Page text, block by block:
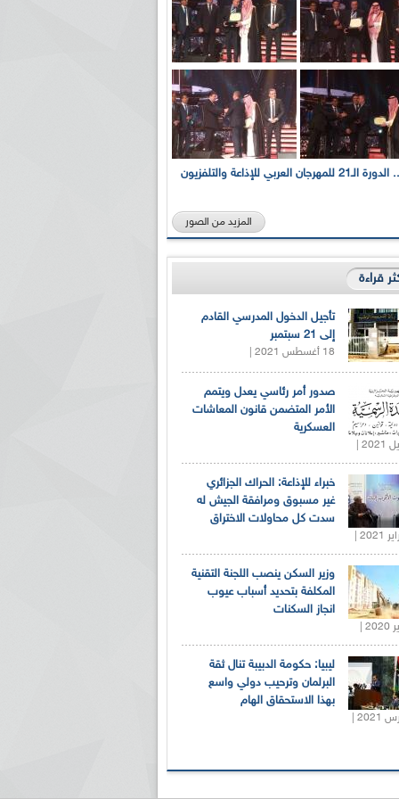
بالصور... الدورة الـ21 للمهرجان العربي للإذاعة والتلفزيون
المزيد من الصور
قراءة
تأجيل الدخول المدرسي القادم
إلى 21 سبتمبر
18 أغسطس 2021 |
صدور أمر رئاسي يعدل ويتمم
الأمر المتضمن قانون المعاشات
العسكرية
خبراء للإذاعة: الحراك الجزائري
غير مسبوق ومرافقة الجيش له
سدت كل محاولات الاختراق
وزير السكن ينصب اللجنة التقنية
المكلفة بتحديد أسباب عيوب
انجاز السكنات
ليبيا: حكومة الدبيبة تنال ثقة
البرلمان وترحيب دولي واسع
بهذا الاستحقاق الهام